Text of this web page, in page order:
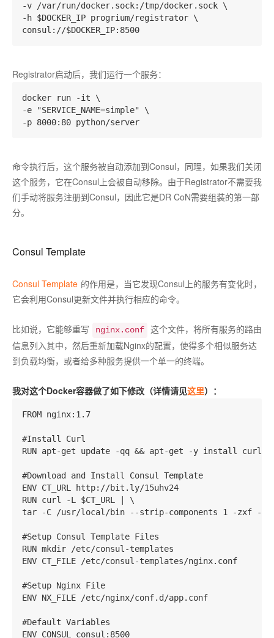
-v /var/run/docker.sock:/tmp/docker.sock \
-h $DOCKER_IP progrium/registrator \
Registrator启动后，我们运行一个服务：
docker run -it \
-e "SERVICE_NAME=simple" \
命令执行后，这个服务被自动添加到Consul，同理，如果我们关闭
这个服务，它在Consul上会被自动移除。由于Registrator不需要我
们手动将服务注册到Consul，因此它是DR CoN需要组装的第一部
分。
Consul Template
Consul Template 的作用是，当它发现Consul上的服务有变化时，
它会利用Consul更新文件并执行相应的命令。
比如说，它能够重写 nginx.conf
这个文件，将所有服务的路由
信息列入其中，然后重新加载Nginx的配置，使得多个相似服务达
到负载均衡，或者给多种服务提供一个单一的终端。
我对这个Docker容器做了如下修改（详情请见这里）：
FROM nginx:1.7
#Install Curl
RUN apt-get update -qq && apt-get -y install curl
#Download and Install Consul Template
ENV CT_URL http://bit.ly/15uhv24
RUN curl -L $CT_URL | \
tar -C /usr/local/bin --strip-components 1 -zxf -
#Setup Consul Template Files
RUN mkdir /etc/consul-templates
ENV CT_FILE /etc/consul-templates/nginx.conf
#Setup Nginx File
ENV NX_FILE /etc/nginx/conf.d/app.conf
#Default Variables
ENV CONSUL consul:8500